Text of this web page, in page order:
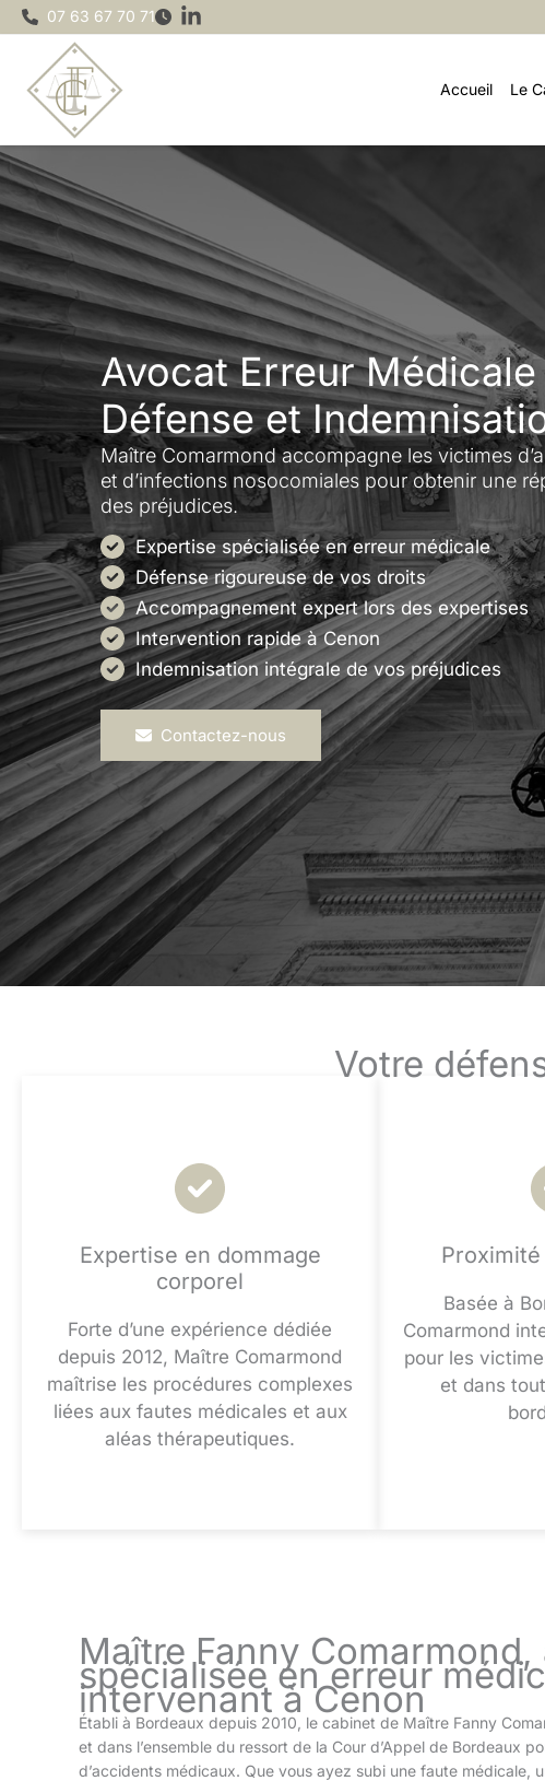
Aller
au
contenu
07 63 67 70 71
Accueil Le
Avocat Erreur Médicale
Défense et
Maître Comarmond accompagne les victimes
et d’infections nosocomiales pour obtenir une
des préjudices.
Expertise spécialisée en erreur médicale
Défense rigoureuse de vos droits
Accompagnement expert lors des expertises
Intervention rapide à Cenon
Indemnisation intégrale de vos préjudices
Contactez-nous
Votre
Expertise en dommage
corporel
Forte d’une expérience dédiée
depuis 2012, Maître Comarmond
maîtrise les procédures complexes
liées aux fautes médicales et aux
aléas thérapeutiques.
Basée à
Comarmond
pour les
et dans
Maître Fanny
spécialisée en erreur
intervenant à Cenon
Établi à Bordeaux depuis 2010, le cabinet de Maître Fanny
et dans l’ensemble du ressort de la Cour d’Appel de Bordeaux
d’accidents médicaux. Que vous ayez subi une faute médicale,